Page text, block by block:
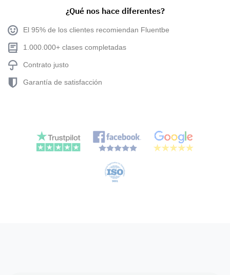
¿Qué nos hace diferentes?
El 95% de los clientes recomiendan Fluentbe
1.000.000+ clases completadas
Contrato justo
Garantía de satisfacción